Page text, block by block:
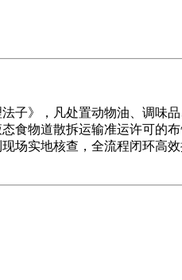
》，凡处置动物油、调味
食物道散拆运输准运许可的
场实地核查，全流程闭环高